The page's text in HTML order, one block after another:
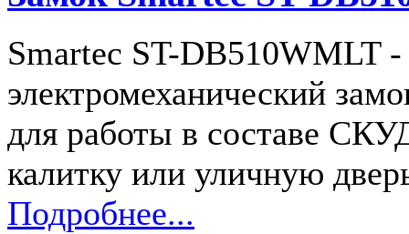
Smartec ST-DB510WMLT
электромеханический
для работы в составе
калитку или уличную
Подробнее...